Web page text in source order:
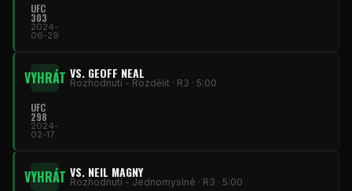
UFC
303
2024-
06-29
VYHRÁT VS. GEOFF NEAL
Rozhodnutí - Rozdělit · R3 · 5:00
UFC
298
2024-
02-17
VYHRÁT VS. NEIL MAGNY
Rozhodnutí - Jednomyslné · R3 · 5:00